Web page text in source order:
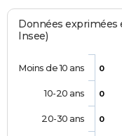
Données exprimées
Insee)
0
0
0
Moins de 10 ans
10-20 ans
20-30 ans